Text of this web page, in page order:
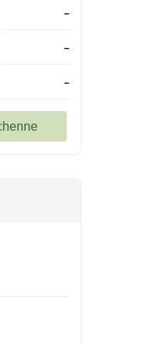
-
-
-